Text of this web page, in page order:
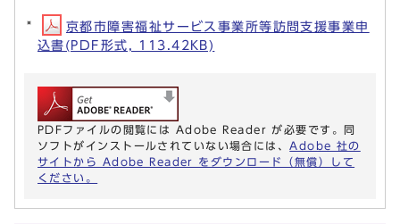
京都市障害福祉サービス事業所等訪問支援事業申
込書(PDF形式, 113.42KB)
PDFファイルの閲覧には Adobe Reader が必要です。同
ソフトがインストールされていない場合には、 Adobe 社の
サイトから Adobe Reader をダウンロード（無償）して
ください。